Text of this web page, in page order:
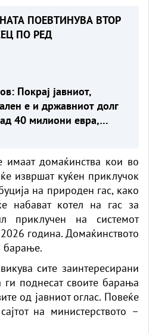
ПОЕВТИНУВА ВТОР
ПО РЕД
е и државниот долг
40 милиони евра,
домаќинства кои во
извршат куќен приклучок
на природен гас, како
набават котел на гас за
приклучен на системот
година. Домаќинството
барање.
сите заинтересирани
поднесат своите барања
од јавниот оглас. Повеќе
на министерството –